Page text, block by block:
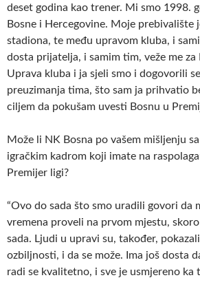
deset godina kao trener. Mi smo 1998.
Bosne i Hercegovine. Moje prebivalište
stadiona, te među upravom kluba, i
dosta prijatelja, i samim tim, veže me za
Uprava kluba i ja sjeli smo i dogovorili
preuzimanja tima, što sam ja prihvatio
ciljem da pokušam uvesti Bosnu u
Može li NK Bosna po vašem mišljenju
igračkim kadrom koji imate na
Premijer ligi?
“Ovo do sada što smo uradili govori da
vremena proveli na prvom mjestu,
sada. Ljudi u upravi su, također,
ozbiljnosti, i da se može. Ima još dosta
radi se kvalitetno, i sve je usmjereno ka